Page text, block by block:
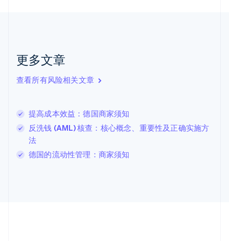
更多文章
查看所有风险相关文章
提高成本效益：德国商家须知
反洗钱 (AML) 核查：核心概念、重要性及正确实施方
法
德国的流动性管理：商家须知
English Italiano
拉脱维亚
立陶宛
DeutschEnglish
卢森堡
Français Deutsch English
罗马尼亚
English